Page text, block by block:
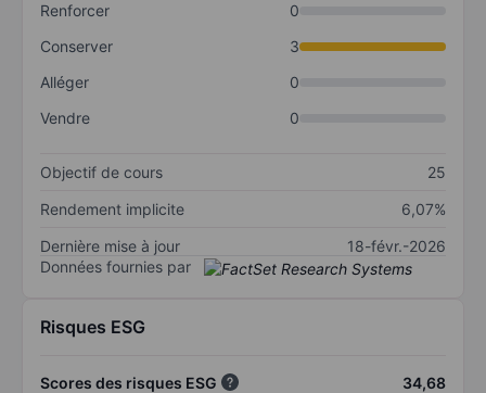
Renforcer
0
Conserver
3
Alléger
0
Vendre
0
Objectif de cours
25
Rendement implicite
6,07%
Dernière mise à jour
18-févr.-2026
Données fournies par
Risques ESG
Scores des risques ESG
34,68